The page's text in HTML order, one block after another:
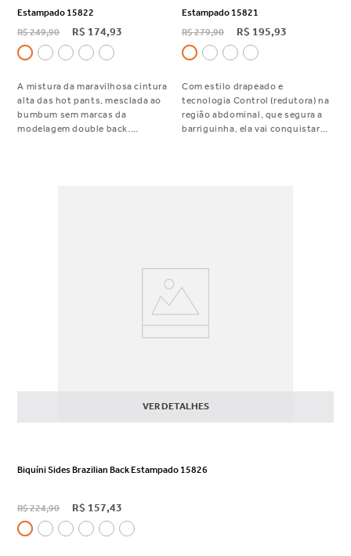
Estampado 15822
R$249,90 R$ 174,93
A mistura da maravilhosa cintura
alta das hot pants, mesclada ao
bumbum sem marcas da
modelagem double back.
Estampado 15821
R$279,90 R$ 195,93
Com estilo drapeado e
tecnologia Control (redutora) na
região abdominal, que segura a
barriguinha, ela vai conquistar
VER DETALHES
Biquíni Sides Brazilian Back Estampado 15826
R$224,90 R$ 157,43